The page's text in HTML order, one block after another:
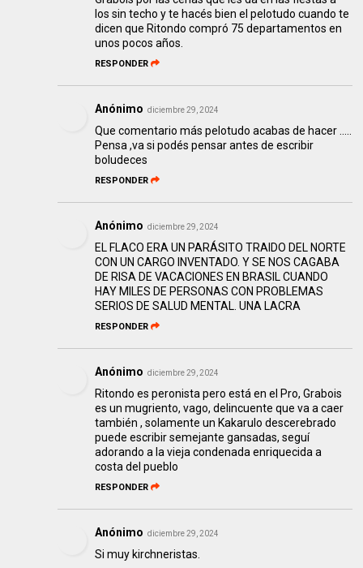
los sin techo y te hacés bien el pelotudo cuando te
dicen que Ritondo compró 75 departamentos en
unos pocos años.
RESPONDER
Anónimo diciembre 29, 2024
Que comentario más pelotudo acabas de hacer .....
Pensa ,va si podés pensar antes de escribir
boludeces
RESPONDER
Anónimo diciembre 29, 2024
EL FLACO ERA UN PARÁSITO TRAIDO DEL NORTE
CON UN CARGO INVENTADO. Y SE NOS CAGABA
DE RISA DE VACACIONES EN BRASIL CUANDO
HAY MILES DE PERSONAS CON PROBLEMAS
SERIOS DE SALUD MENTAL. UNA LACRA
RESPONDER
Anónimo diciembre 29, 2024
Ritondo es peronista pero está en el Pro, Grabois
es un mugriento, vago, delincuente que va a caer
también , solamente un Kakarulo descerebrado
puede escribir semejante gansadas, seguí
adorando a la vieja condenada enriquecida a
costa del pueblo
RESPONDER
Anónimo diciembre 29, 2024
Si muy kirchneristas.